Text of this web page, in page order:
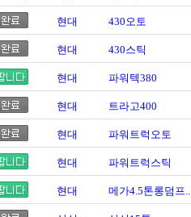
현대 430오토
현대 430스틱
현대 파워텍380
현대 트라고400
현대 파워트럭오토
현대 파워트럭스틱
현대 메가4.5톤롱덤프..